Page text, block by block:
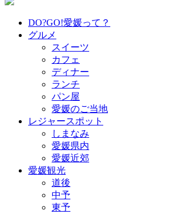
DO?GO!愛媛って？
グルメ
スイーツ
カフェ
ディナー
ランチ
パン屋
愛媛のご当地
レジャースポット
しまなみ
愛媛県内
愛媛近郊
愛媛観光
道後
中予
東予